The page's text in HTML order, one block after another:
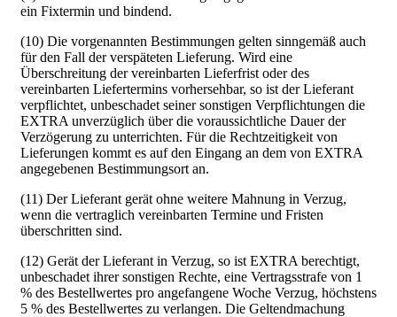
ein Fixtermin und bindend.
(10) Die vorgenannten Bestimmungen gelten sinngemäß auch
für den Fall der verspäteten Lieferung. Wird eine
Überschreitung der vereinbarten Lieferfrist oder des
vereinbarten Liefertermins vorhersehbar, so ist der Lieferant
verpflichtet, unbeschadet seiner sonstigen Verpflichtungen die
EXTRA unverzüglich über die voraussichtliche Dauer der
Verzögerung zu unterrichten. Für die Rechtzeitigkeit von
Lieferungen kommt es auf den Eingang an dem von EXTRA
angegebenen Bestimmungsort an.
(11) Der Lieferant gerät ohne weitere Mahnung in Verzug,
wenn die vertraglich vereinbarten Termine und Fristen
überschritten sind.
(12) Gerät der Lieferant in Verzug, so ist EXTRA berechtigt,
unbeschadet ihrer sonstigen Rechte, eine Vertragsstrafe von 1
% des Bestellwertes pro angefangene Woche Verzug, höchstens
5 % des Bestellwertes zu verlangen. Die Geltendmachung